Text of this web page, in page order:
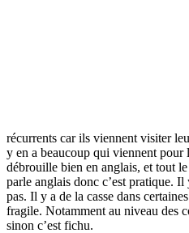
récurrents car ils viennent visiter
y en a beaucoup qui viennent pour
débrouille bien en anglais, et tout
parle anglais donc c’est pratique. Il
pas. Il y a de la casse dans
fragile. Notamment au niveau des
sinon c’est fichu.